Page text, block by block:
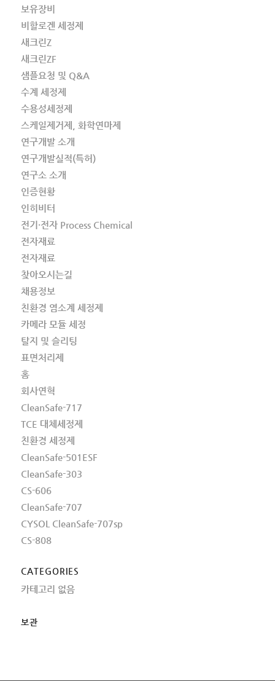
보유장비
비할로겐 세정제
새크린Z
새크린ZF
샘플요청 및 Q&A
수계 세정제
수용성세정제
스케일제거제, 화학연마제
연구개발 소개
연구개발실적(특허)
연구소 소개
인증현황
인히비터
전기·전자 Process Chemical
전자재료
전자재료
찾아오시는길
채용정보
친환경 염소계 세정제
카메라 모듈 세정
탈지 및 슬리팅
표면처리제
홈
회사연혁
CleanSafe-717
TCE 대체세정제
친환경 세정제
CleanSafe-501ESF
CleanSafe-303
CS-606
CleanSafe-707
CYSOL CleanSafe-707sp
CS-808
CATEGORIES
카테고리 없음
보관